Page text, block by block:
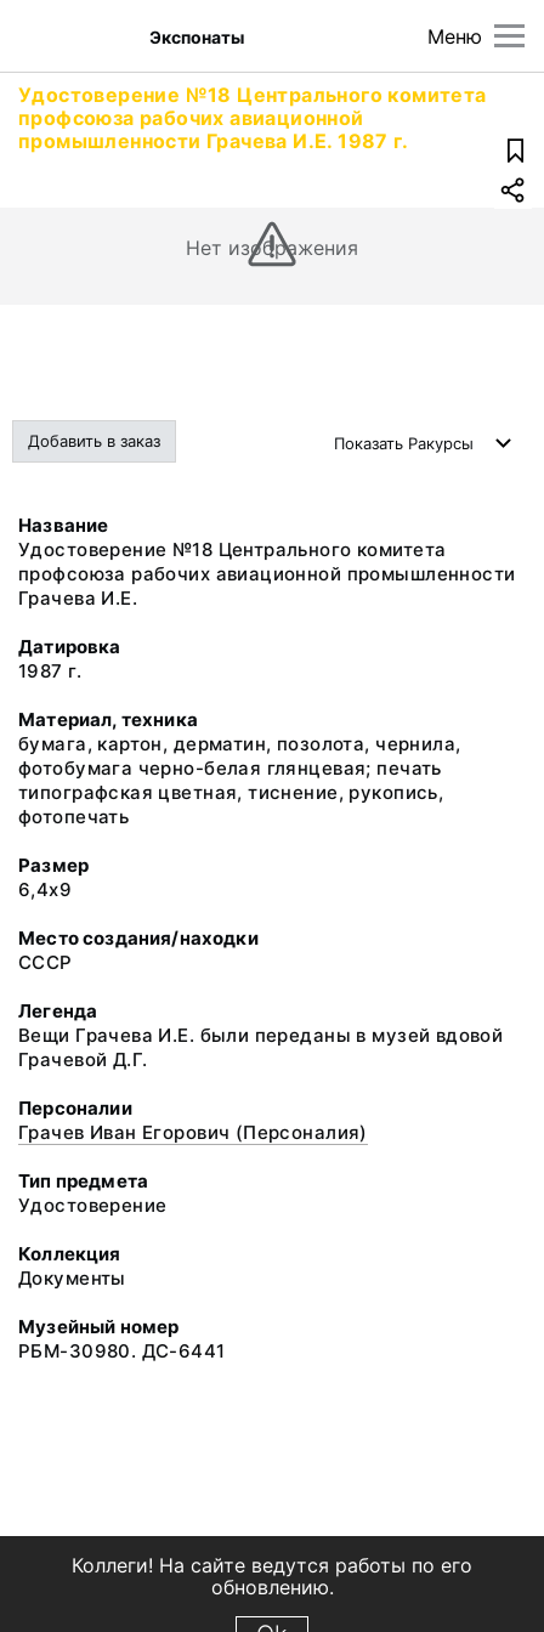
Меню
Экспонаты
Удостоверение №18 Центрального комитета
профсоюза рабочих авиационной
промышленности Грачева И.Е. 1987 г.
Нет изображения
Добавить в заказ Показать Ракурсы
Название
Удостоверение №18 Центрального комитета
профсоюза рабочих авиационной промышленности
Грачева И.Е.
Датировка
1987 г.
Материал, техника
бумага, картон, дерматин, позолота, чернила,
фотобумага черно-белая глянцевая; печать
типографская цветная, тиснение, рукопись,
фотопечать
Размер
6,4х9
Место создания/находки
СССР
Легенда
Вещи Грачева И.Е. были переданы в музей вдовой
Грачевой Д.Г.
Персоналии
Грачев Иван Егорович (Персоналия)
Тип предмета
Удостоверение
Коллекция
Документы
Музейный номер
РБМ-30980. ДС-6441
Коллеги! На сайте ведутся работы по его
обновлению.